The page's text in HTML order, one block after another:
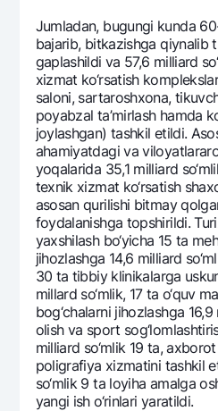
Jumladan, bugungi kunda
bajarib, bitkazishga qiynalib
gaplashildi va 57,6 milliard
xizmat ko‘rsatish
saloni, sartaroshxona,
poyabzal ta’mirlash hamda
joylashgan) tashkil etildi.
ahamiyatdagi va
yoqalarida 35,1 milliard
tеxnik xizmat ko‘rsatish
asosan qurilishi bitmay
foydalanishga topshirildi.
yaxshilash bo‘yicha 15 ta
jihozlashga 14,6 milliard
30 ta tibbiy klinikalarga
millard so‘mlik, 17 ta o‘quv
bog‘chalarni jihozlashga
olish va sport
milliard so‘mlik 19 ta,
poligrafiya xizmatini tashkil
so‘mlik 9 ta loyiha amalga
yangi ish o‘rinlari yaratildi.